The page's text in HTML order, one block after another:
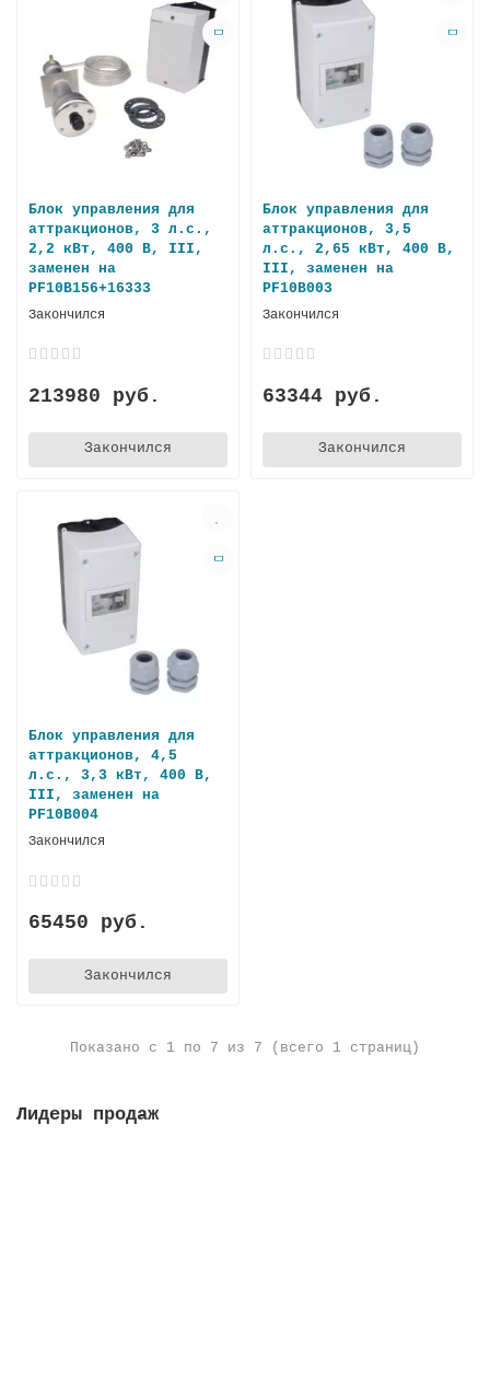
Блок управления для
аттракционов, 3 л.с.,
2,2 кВт, 400 В, III,
заменен на
PF10B156+16333
Закончился
213980 руб.
Закончился
Блок управления для
аттракционов, 3,5
л.с., 2,65 кВт, 400 В,
III, заменен на
PF10B003
Закончился
63344 руб.
Закончился
Блок управления для
аттракционов, 4,5
л.с., 3,3 кВт, 400 В,
III, заменен на
PF10B004
Закончился
65450 руб.
Закончился
Показано с 1 по 7 из 7 (всего 1 страниц)
Лидеры продаж